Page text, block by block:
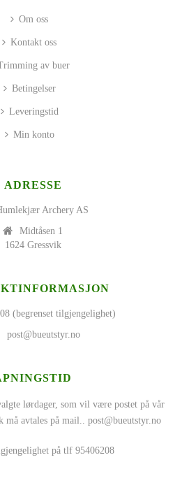
Om oss
Kontakt oss
av buer
Betingelser
Leveringstid
Min konto
ADRESSE
Archery AS
Midtåsen 1
1624 Gressvik
(begrenset tilgjengelighet)
post@bueutstyr.no
lørdager, som vil være postet på vår
må avtales på mail.. post@bueutstyr.no
på tlf 95406208